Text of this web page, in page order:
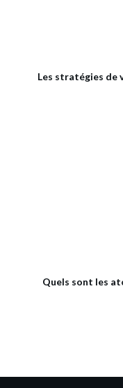
Les stratégies de
Quels sont les